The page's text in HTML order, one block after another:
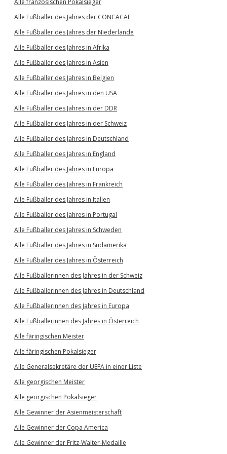
Alle französischen Pokalsieger
Alle Fußballer des Jahres der CONCACAF
Alle Fußballer des Jahres der Niederlande
Alle Fußballer des Jahres in Afrika
Alle Fußballer des Jahres in Asien
Alle Fußballer des Jahres in Belgien
Alle Fußballer des Jahres in den USA
Alle Fußballer des Jahres in der DDR
Alle Fußballer des Jahres in der Schweiz
Alle Fußballer des Jahres in Deutschland
Alle Fußballer des Jahres in England
Alle Fußballer des Jahres in Europa
Alle Fußballer des Jahres in Frankreich
Alle Fußballer des Jahres in Italien
Alle Fußballer des Jahres in Portugal
Alle Fußballer des Jahres in Schweden
Alle Fußballer des Jahres in Südamerika
Alle Fußballer des Jahres in Österreich
Alle Fußballerinnen des Jahres in der Schweiz
Alle Fußballerinnen des Jahres in Deutschland
Alle Fußballerinnen des Jahres in Europa
Alle Fußballerinnen des Jahres in Österreich
Alle färingischen Meister
Alle färingischen Pokalsieger
Alle Generalsekretäre der UEFA in einer Liste
Alle georgischen Meister
Alle georgischen Pokalsieger
Alle Gewinner der Asienmeisterschaft
Alle Gewinner der Copa America
Alle Gewinner der Fritz-Walter-Medaille